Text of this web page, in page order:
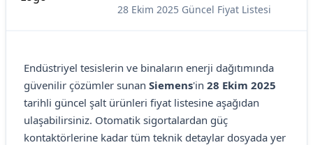
28 Ekim 2025 Güncel Fiyat Listesi
Endüstriyel tesislerin ve binaların enerji dağıtımında
güvenilir çözümler sunan Siemens'in 28 Ekim 2025
tarihli güncel şalt ürünleri fiyat listesine aşağıdan
ulaşabilirsiniz. Otomatik sigortalardan güç
kontaktörlerine kadar tüm teknik detaylar dosyada yer